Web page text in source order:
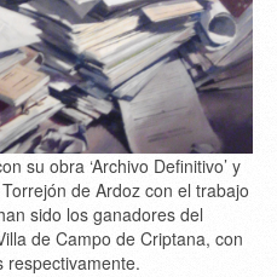
su obra ‘Archivo Definitivo’ y
de Ardoz con el trabajo
sido los ganadores del
de Campo de Criptana, con
respectivamente.